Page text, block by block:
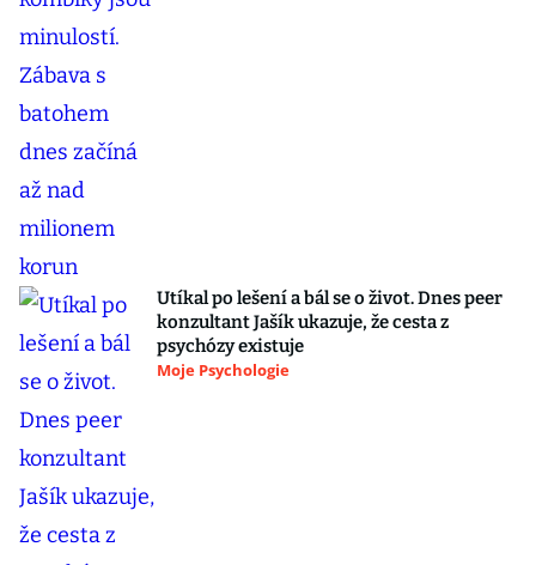
Utíkal po lešení a bál se o život. Dnes peer
konzultant Jašík ukazuje, že cesta z
psychózy existuje
Moje Psychologie